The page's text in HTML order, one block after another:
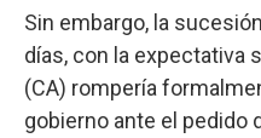
Sin embargo, la
días, con la expectativa
(CA) rompería
gobierno ante el pedido